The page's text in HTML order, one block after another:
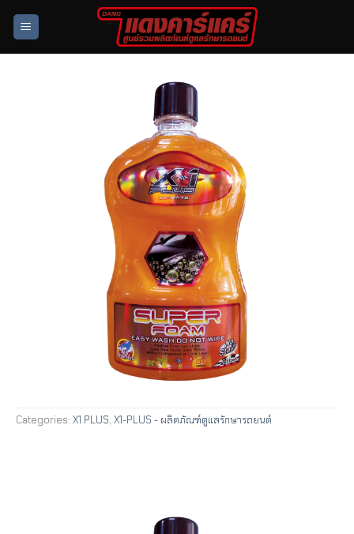
Categories: X1 PLUS, X1-PLUS - ผลิตภัณฑ์ดูแลรักษารถยนต์